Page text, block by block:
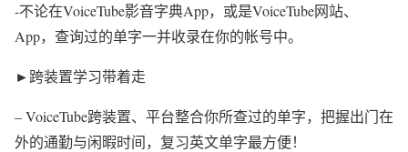
-不论在VoiceTube影音字典App，或是VoiceTube网站、
App，查询过的单字一并收录在你的帐号中。
►跨装置学习带着走
– VoiceTube跨装置、平台整合你所查过的单字，把握出门在
外的通勤与闲暇时间，复习英文单字最方便！